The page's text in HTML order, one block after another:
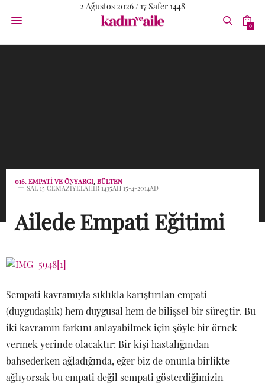
2 Ağustos 2026 / 17 Safer 1448
0
016. EMPATI VE ÖNYARGI, BÜLTEN
SAL 15 CEMAZIYELAHIR 1435AH 15-4-2014AD
Ailede Empati Eğitimi
Sempati kavramıyla sıklıkla karıştırılan empati
(duygudaşlık) hem duygusal hem de bilişsel bir süreçtir. Bu
iki kavramın farkını anlayabilmek için şöyle bir örnek
vermek yerinde olacaktır: Bir kişi hastalığından
bahsederken ağladığında, eğer biz de onunla birlikte
ağlıyorsak bu empati değil sempati gösterdiğimizin